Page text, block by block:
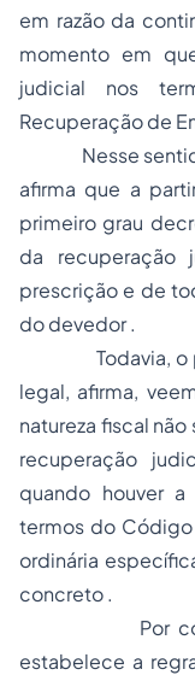
em razão da
momento em
judicial nos
Recuperação de
Nesse sentido,
afirma que a
primeiro grau
da recuperação
prescrição e de
do devedor .
Todavia, o
legal, afirma,
natureza fiscal
recuperação
quando houver
termos do
ordinária
concreto .
Por
estabelece a